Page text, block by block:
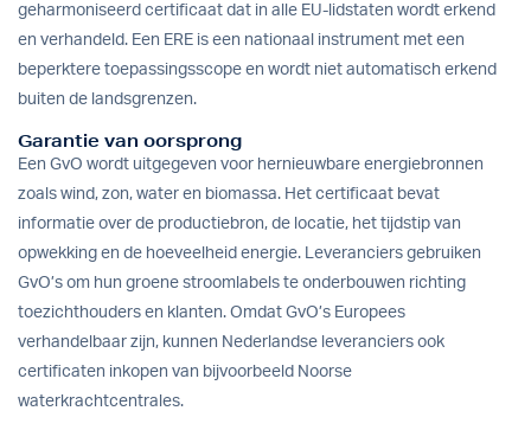
geharmoniseerd certificaat dat in alle EU-lidstaten wordt erkend
en verhandeld. Een ERE is een nationaal instrument met een
beperktere toepassingsscope en wordt niet automatisch erkend
buiten de landsgrenzen.
Garantie van oorsprong
Een GvO wordt uitgegeven voor hernieuwbare energiebronnen
zoals wind, zon, water en biomassa. Het certificaat bevat
informatie over de productiebron, de locatie, het tijdstip van
opwekking en de hoeveelheid energie. Leveranciers gebruiken
GvO’s om hun groene stroomlabels te onderbouwen richting
toezichthouders en klanten. Omdat GvO’s Europees
verhandelbaar zijn, kunnen Nederlandse leveranciers ook
certificaten inkopen van bijvoorbeeld Noorse
waterkrachtcentrales.